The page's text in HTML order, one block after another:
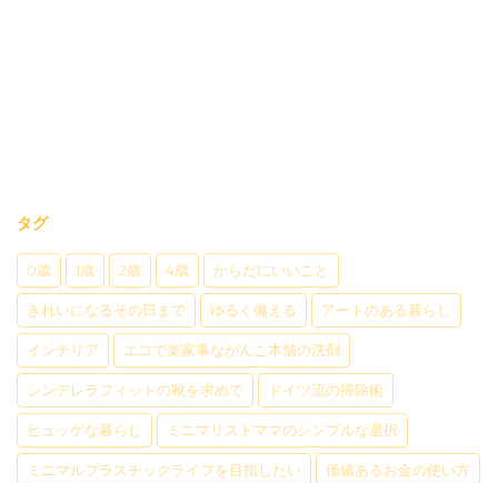
タグ
0歳 1歳 2歳 4歳 からだにいいこと
きれいになるその日まで ゆるく備える アートのある暮らし
インテリア エコで楽家事ながんこ本舗の洗剤
シンデレラフィットの靴を求めて ドイツ流の掃除術
ヒュッゲな暮らし ミニマリストママのシンプルな選択
ミニマルプラスチックライフを目指したい 価値あるお金の使い方